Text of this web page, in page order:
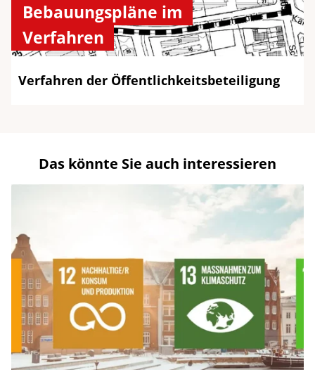
Bebauungspläne im
Verfahren
Verfahren der Öffentlichkeitsbeteiligung
Das könnte Sie auch interessieren